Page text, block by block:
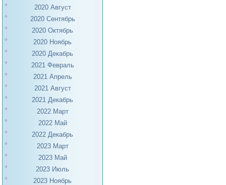
2020 Август
2020 Сентябрь
2020 Октябрь
2020 Ноябрь
2020 Декабрь
2021 Февраль
2021 Апрель
2021 Август
2021 Декабрь
2022 Март
2022 Май
2022 Декабрь
2023 Март
2023 Май
2023 Июль
2023 Ноябрь